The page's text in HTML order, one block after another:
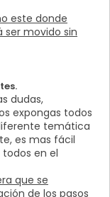
este donde
ser movido sin
dudas,
expongas todos
temática
es mas fácil
en el
que se
de los pasos